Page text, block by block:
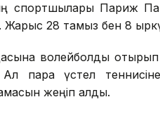
спортшылары Париж
28 тамыз бен 8
волейболды отырып
Ал пара үстел
жеңіп алды.